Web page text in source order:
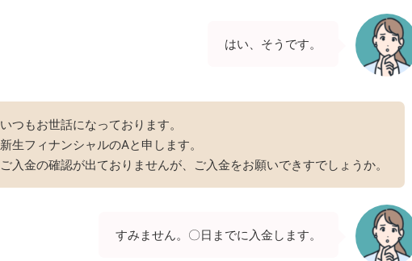
はい、そうです。
いつもお世話になっております。
新生フィナンシャルのAと申します。
ご入金の確認が出ておりませんが、ご入金をお願いできすでしょうか。
すみません。〇日までに入金します。